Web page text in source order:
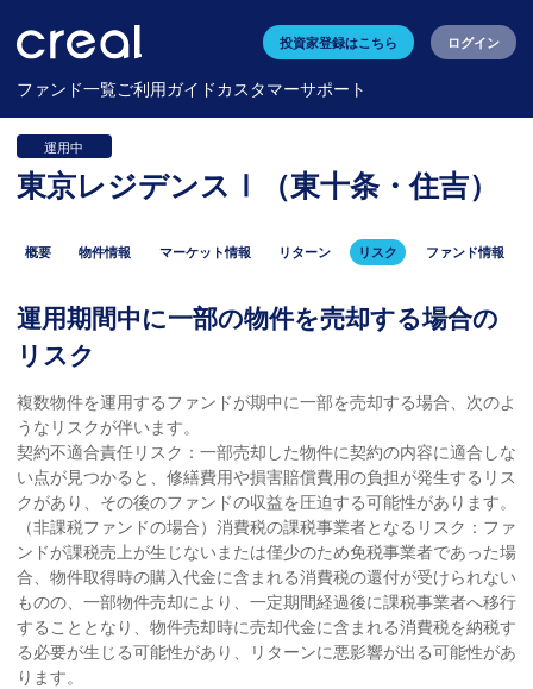
投資家登録はこちら ログイン
ファンド一覧ご利用ガイドカスタマーサポート
運用中
東京レジデンスⅠ（東十条・住吉）
概要 物件情報 マーケット情報 リターン リスク ファンド情報
運用期間中に一部の物件を売却する場合の
リスク
複数物件を運用するファンドが期中に一部を売却する場合、次のよ
うなリスクが伴います。
契約不適合責任リスク：一部売却した物件に契約の内容に適合しな
い点が見つかると、修繕費用や損害賠償費用の負担が発生するリス
クがあり、その後のファンドの収益を圧迫する可能性があります。
（非課税ファンドの場合）消費税の課税事業者となるリスク：ファ
ンドが課税売上が生じないまたは僅少のため免税事業者であった場
合、物件取得時の購入代金に含まれる消費税の還付が受けられない
ものの、一部物件売却により、一定期間経過後に課税事業者へ移行
することとなり、物件売却時に売却代金に含まれる消費税を納税す
る必要が生じる可能性があり、リターンに悪影響が出る可能性があ
ります。